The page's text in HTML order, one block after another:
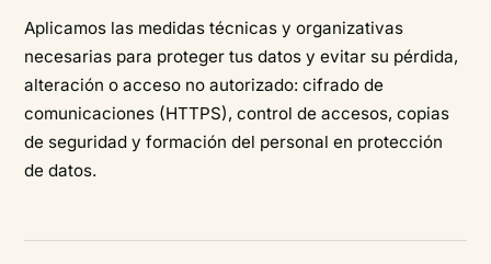
Aplicamos las medidas técnicas y organizativas
necesarias para proteger tus datos y evitar su pérdida,
alteración o acceso no autorizado: cifrado de
comunicaciones (HTTPS), control de accesos, copias
de seguridad y formación del personal en protección
de datos.